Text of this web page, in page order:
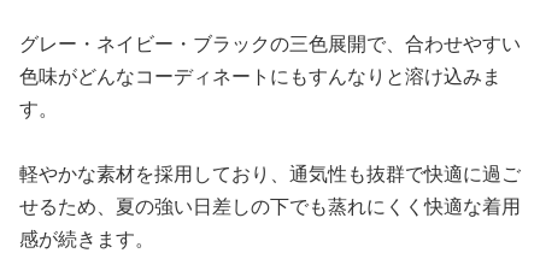
グレー・ネイビー・ブラックの三色展開で、合わせやすい
色味がどんなコーディネートにもすんなりと溶け込みま
す。
軽やかな素材を採用しており、通気性も抜群で快適に過ご
せるため、夏の強い日差しの下でも蒸れにくく快適な着用
感が続きます。